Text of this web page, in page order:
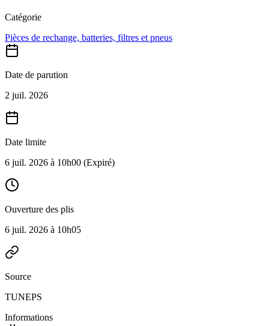
Catégorie
Pièces de rechange, batteries, filtres et pneus
Date de parution
2 juil. 2026
Date limite
6 juil. 2026 à 10h00 (Expiré)
Ouverture des plis
6 juil. 2026 à 10h05
Source
TUNEPS
Informations